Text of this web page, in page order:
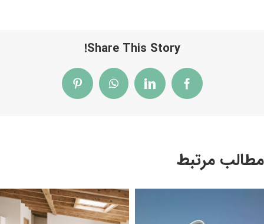
Share This Story!
Facebook
LinkedIn
WhatsApp
Pinterest
مطالب مرتبط